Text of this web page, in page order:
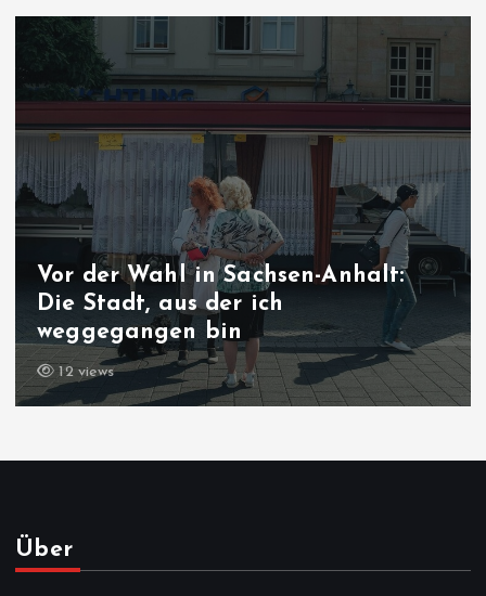
Vor der Wahl in Sachsen-Anhalt:
Die Stadt, aus der ich
weggegangen bin
12 views
Über